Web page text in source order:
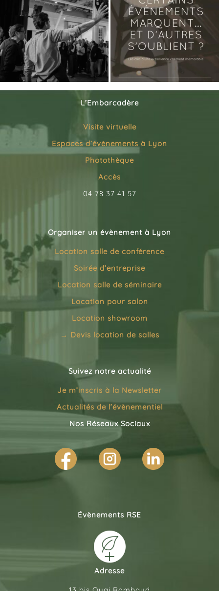
L’Embarcadère
Visite virtuelle
Espaces d’évènements à Lyon
Photothèque
Accès
04 78 37 41 57
Organiser un évènement à Lyon
Location salle de conférence
Soirée d’entreprise
Location salle de séminaire
Location pour salon
Location showroom
→ Devis location de salles
Suivez notre actualité
Je m’inscris à la Newsletter
Actualités de l’évènementiel
Nos Réseaux Sociaux
Évènements RSE
Adresse